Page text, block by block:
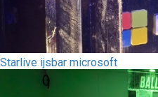
Starlive ijsbar microsoft